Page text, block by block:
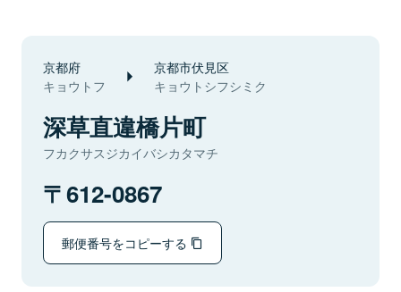
京都府
キョウトフ
京都市伏見区
キョウトシフシミク
深草直違橋片町
フカクサスジカイバシカタマチ
612-0867
郵便番号をコピーする